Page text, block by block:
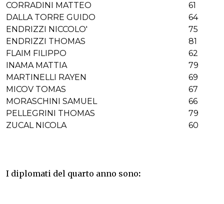
CORRADINI MATTEO
61
DALLA TORRE GUIDO
64
ENDRIZZI NICCOLO'
75
ENDRIZZI THOMAS
81
FLAIM FILIPPO
62
INAMA MATTIA
79
MARTINELLI RAYEN
69
MICOV TOMAS
67
MORASCHINI SAMUEL
66
PELLEGRINI THOMAS
79
ZUCAL NICOLA
60
I diplomati del quarto anno sono: